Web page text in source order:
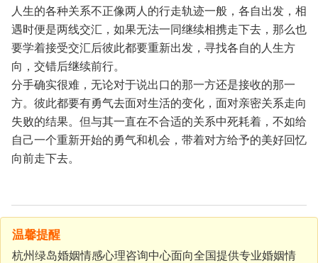
人生的各种关系不正像两人的行走轨迹一般，各自出发，相
遇时便是两线交汇，如果无法一同继续相携走下去，那么也
要学着接受交汇后彼此都要重新出发，寻找各自的人生方
向，交错后继续前行。
分手确实很难，无论对于说出口的那一方还是接收的那一
方。彼此都要有勇气去面对生活的变化，面对亲密关系走向
失败的结果。但与其一直在不合适的关系中死耗着，不如给
自己一个重新开始的勇气和机会，带着对方给予的美好回忆
向前走下去。
温馨提醒
杭州绿岛婚姻情感心理咨询中心面向全国提供专业婚姻情